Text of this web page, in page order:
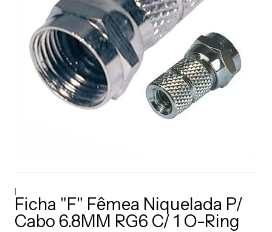
|
Ficha "F" Fêmea Niquelada P/
Cabo 6.8MM RG6 C/ 1 O-Ring